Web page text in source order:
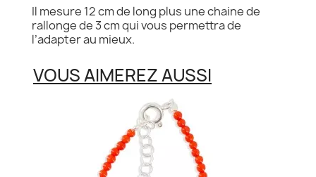
Il mesure 12 cm de long plus une chaine de
rallonge de 3 cm qui vous permettra de
l’adapter au mieux.
VOUS AIMEREZ AUSSI